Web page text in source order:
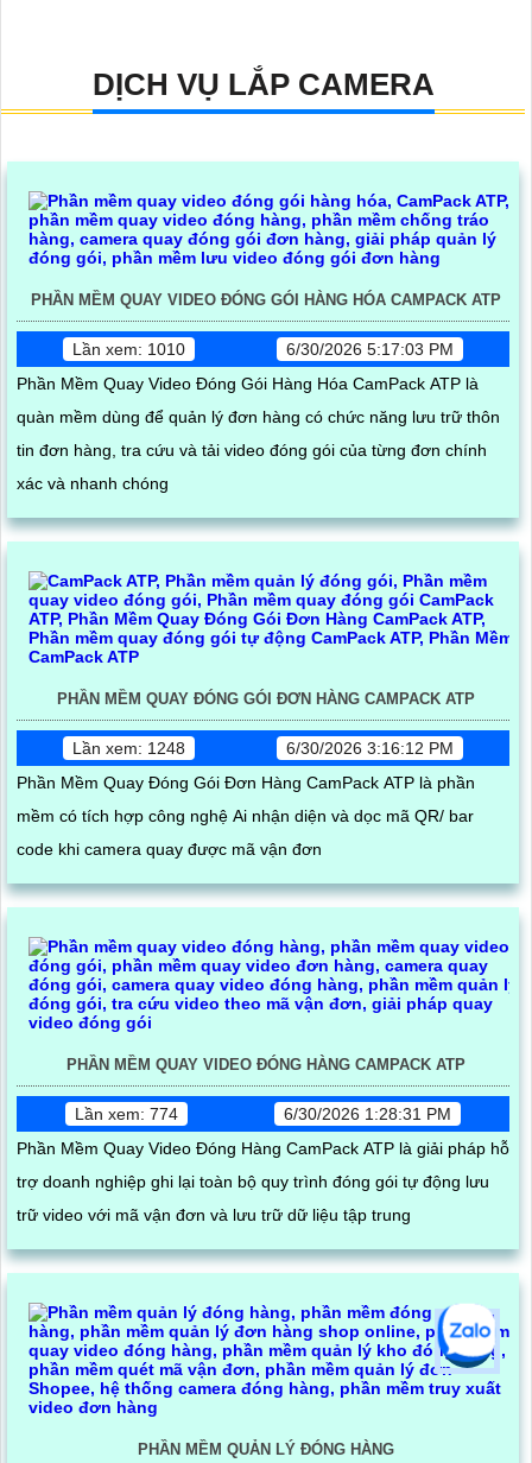
DỊCH VỤ LẮP CAMERA
PHẦN MỀM QUAY VIDEO ĐÓNG GÓI HÀNG HÓA CAMPACK ATP
Lần xem: 1010
6/30/2026 5:17:03 PM
Phần Mềm Quay Video Đóng Gói Hàng Hóa CamPack ATP là
quàn mềm dùng để quản lý đơn hàng có chức năng lưu trữ thôn
tin đơn hàng, tra cứu và tải video đóng gói của từng đơn chính
xác và nhanh chóng
PHẦN MỀM QUAY ĐÓNG GÓI ĐƠN HÀNG CAMPACK ATP
Lần xem: 1248
6/30/2026 3:16:12 PM
Phần Mềm Quay Đóng Gói Đơn Hàng CamPack ATP là phần
mềm có tích hợp công nghệ Ai nhận diện và dọc mã QR/ bar
code khi camera quay được mã vận đơn
PHẦN MỀM QUAY VIDEO ĐÓNG HÀNG CAMPACK ATP
Lần xem: 774
6/30/2026 1:28:31 PM
Phần Mềm Quay Video Đóng Hàng CamPack ATP là giải pháp hỗ
trợ doanh nghiệp ghi lại toàn bộ quy trình đóng gói tự động lưu
trữ video với mã vận đơn và lưu trữ dữ liệu tập trung
PHẦN MỀM QUẢN LÝ ĐÓNG HÀNG